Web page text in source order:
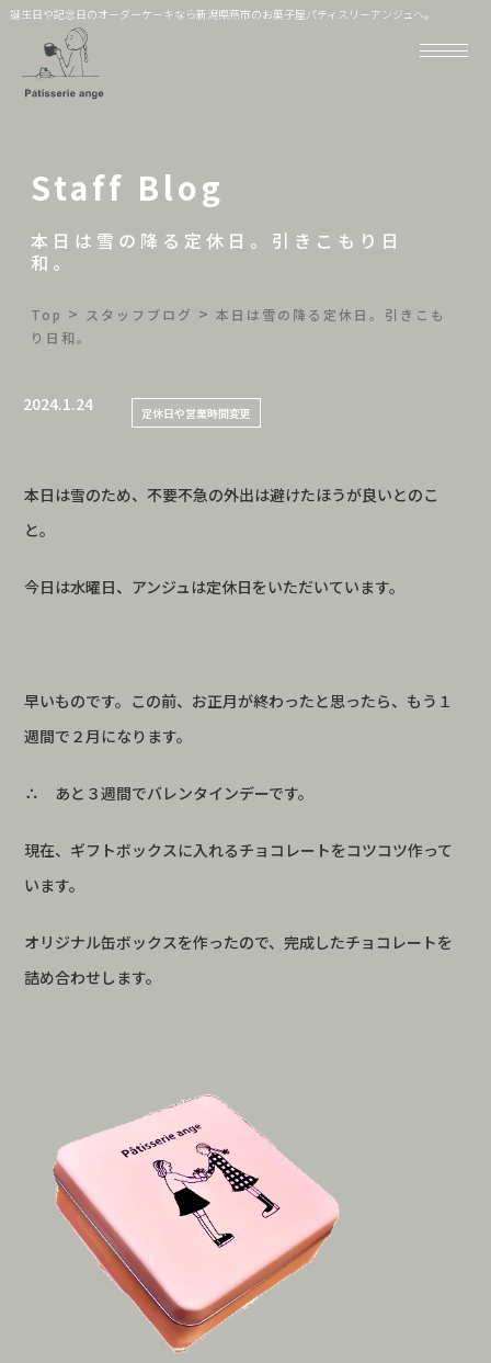
誕生日や記念日のオーダーケーキなら新潟県燕市のお菓子屋パティスリーアンジュへ。
Staff Blog
本日は雪の降る定休日。引きこもり日
和。
Top > スタッフブログ >本日は雪の降る定休日。引きこも
り日和。
2024.1.24 定休日や営業時間変更
本日は雪のため、不要不急の外出は避けたほうが良いとのこ
と。
今日は水曜日、アンジュは定休日をいただいています。
早いものです。この前、お正月が終わったと思ったら、もう１
週間で２月になります。
∴ あと３週間でバレンタインデーです。
現在、ギフトボックスに入れるチョコレートをコツコツ作って
います。
オリジナル缶ボックスを作ったので、完成したチョコレートを
詰め合わせします。